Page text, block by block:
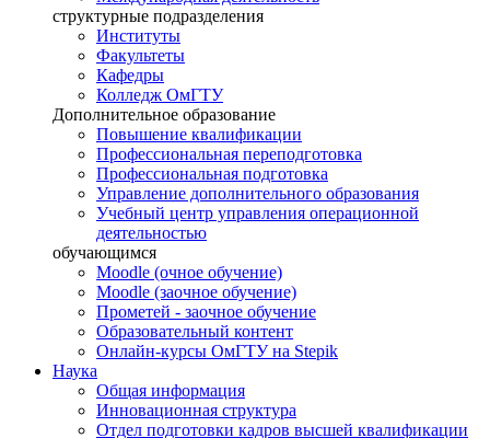
структурные подразделения
Институты
Факультеты
Кафедры
Колледж ОмГТУ
Дополнительное образование
Повышение квалификации
Профессиональная переподготовка
Профессиональная подготовка
Управление дополнительного образования
Учебный центр управления операционной
деятельностью
обучающимся
Moodle (очное обучение)
Moodle (заочное обучение)
Прометей - заочное обучение
Образовательный контент
Онлайн-курсы ОмГТУ на Stepik
Наука
Общая информация
Инновационная структура
Отдел подготовки кадров высшей квалификации